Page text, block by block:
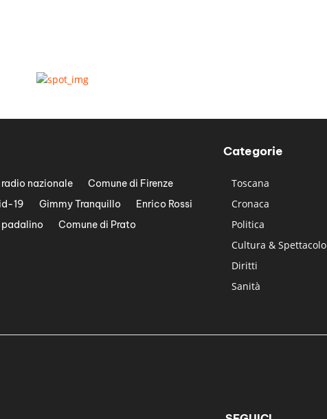
nazionale
Comune di Firenze
19 Gimmy Tranquillo
Enrico Rossi
Comune di Prato
Categorie
Toscana
Cronaca
Politica
Cultura & Spettacolo
Diritti
Sanità